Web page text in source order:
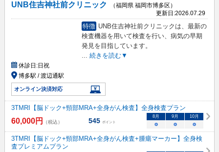
UNB住吉神社前クリニック
（福岡県 福岡市博多区）
更新日:2026.07.29
特徴 UNB住吉神社前クリニックは、最新の
検査機器を用いて検査を行い、病気の早期
発見を目指しています。
... 続きを読む▼
休診日:日祝
博多駅 / 渡辺通駅
オンライン決済対応
3TMRI【脳ドック+頸部MRA+全身がん検査】全身検査プラン
60,000円 （税込） 545 ポイント
8月 9月 10月
○ ○ ○
3TMRI【脳ドック+頸部MRA+全身がん検査+腫瘍マーカー】全身検
査プレミアムプラン